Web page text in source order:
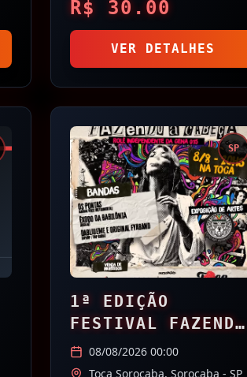
R$ 30.00
VER DETALHES
SP
1ª EDIÇÃO
FESTIVAL FAZENDO
A CABEÇA.
08/08/2026 00:00
Toca Sorocaba, Sorocaba - SP